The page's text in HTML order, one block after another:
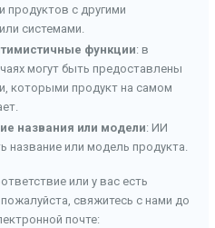
продуктов с другими
системами.
функции: в
могут быть предоставлены
которыми продукт на самом
названия или модели: ИИ
название или модель продукта.
или у вас есть
свяжитесь с нами до
почте: